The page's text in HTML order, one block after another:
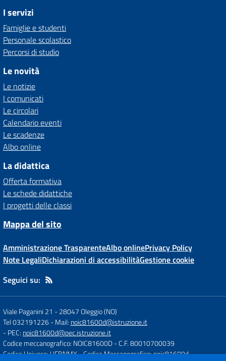
I servizi
Famiglie e studenti
Personale scolastico
Percorsi di studio
Le novità
Le notizie
I comunicati
Le circolari
Calendario eventi
Le scadenze
Albo online
La didattica
Offerta formativa
Le schede didattiche
I progetti delle classi
Mappa del sito
Amministrazione TrasparenteAlbo onlinePrivacy Policy
Note LegaliDichiarazioni di accessibilitàGestione cookie
Seguici su:
Viale Paganini 21 -28047 Oleggio (NO)
Tel 032191226- Mail: noic81600d@istruzione.it
- PEC: noic81600d@pec.istruzione.it
Codice meccanografico: NOIC81600D- C.F. 80010700039
Codice Univoco: UFBNMX- Codice Meccanografico: noic81600d